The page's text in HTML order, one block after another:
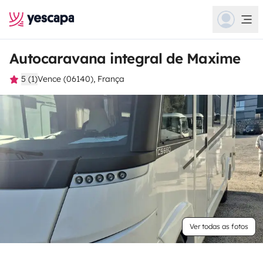
Autocaravana integral de Maxime
5 (1)Vence (06140), França
Ver todas as fotos